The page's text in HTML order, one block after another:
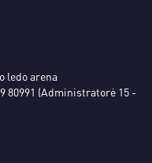
ledo arena
80991 (Administratorė 15 -